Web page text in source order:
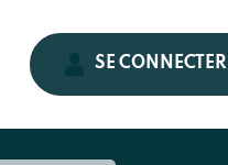
SE CONNECTER